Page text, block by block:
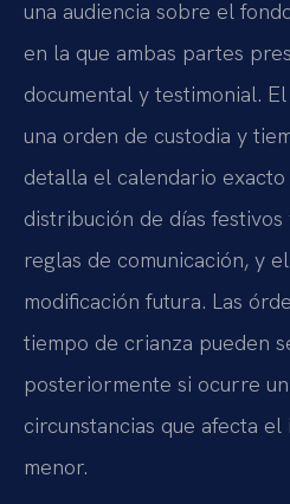
una audiencia sobre el
en la que ambas partes
documental y testimonial.
una orden de custodia y
detalla el calendario
distribución de días festivos
reglas de comunicación, y
modificación futura. Las
tiempo de crianza pueden
posteriormente si ocurre
circunstancias que afecta
menor.